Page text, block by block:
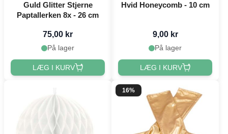
Guld Glitter Stjerne
Paptallerken 8x - 26 cm
75,00 kr
På lager
LÆG I KURV
Hvid Honeycomb - 10 cm
9,00 kr
På lager
LÆG I KURV
16%